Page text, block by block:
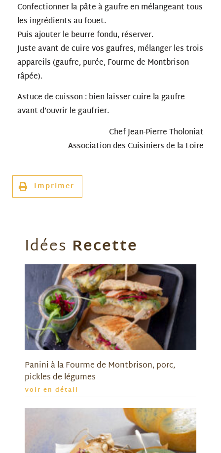
Confectionner la pâte à gaufre en mélangeant tous
les ingrédients au fouet.
Puis ajouter le beurre fondu, réserver.
Juste avant de cuire vos gaufres, mélanger les trois
appareils (gaufre, purée, Fourme de Montbrison
râpée).
Astuce de cuisson : bien laisser cuire la gaufre
avant d’ouvrir le gaufrier.
Chef Jean-Pierre Tholoniat
Association des Cuisiniers de la Loire
Imprimer
Idées Recette
Panini à la Fourme de Montbrison, porc,
pickles de légumes
Voir en détail